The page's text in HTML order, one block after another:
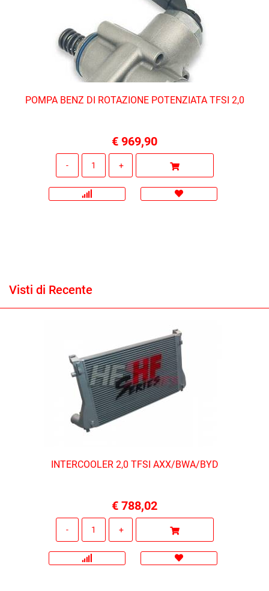
POMPA BENZ DI ROTAZIONE POTENZIATA TFSI 2,0
€ 969,90
Visti di Recente
INTERCOOLER 2,0 TFSI AXX/BWA/BYD
€ 788,02